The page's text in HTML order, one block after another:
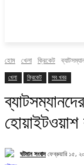
হোম খেলা ক্রিকেট
খেলা ক্রিকেট সব খবর
হোয়াইটওয়াশ
ঘটমান সংবাদ ফেব্রুয়ারি ১৫,